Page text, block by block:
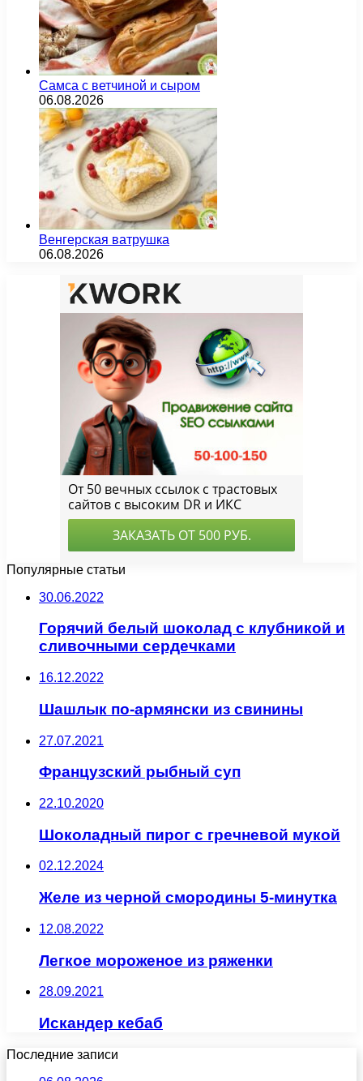
Самса с ветчиной и сыром
06.08.2026
Венгерская ватрушка
06.08.2026
Популярные статьи
30.06.2022
Горячий белый шоколад с клубникой и
сливочными сердечками
16.12.2022
Шашлык по-армянски из свинины
27.07.2021
Французский рыбный суп
22.10.2020
Шоколадный пирог с гречневой мукой
02.12.2024
Желе из черной смородины 5-минутка
12.08.2022
Легкое мороженое из ряженки
28.09.2021
Искандер кебаб
Последние записи